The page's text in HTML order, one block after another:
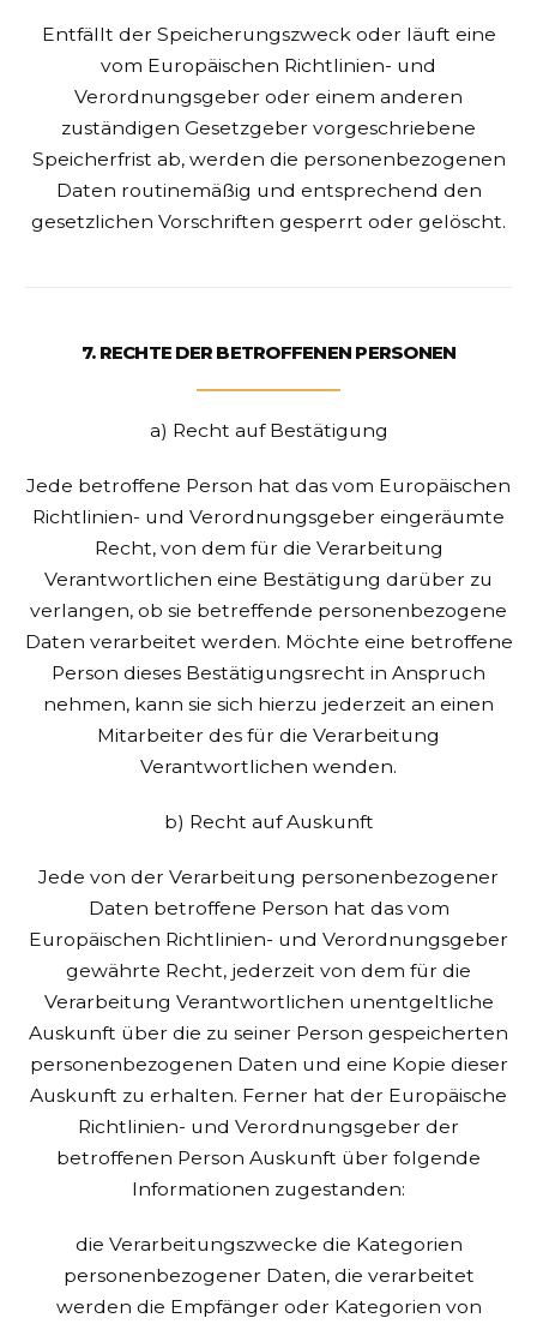
Entfällt der Speicherungszweck oder läuft eine
vom Europäischen Richtlinien- und
Verordnungsgeber oder einem anderen
zuständigen Gesetzgeber vorgeschriebene
Speicherfrist ab, werden die personenbezogenen
Daten routinemäßig und entsprechend den
gesetzlichen Vorschriften gesperrt oder gelöscht.
7. RECHTE DER BETROFFENEN PERSONEN
a) Recht auf Bestätigung
Jede betroffene Person hat das vom Europäischen
Richtlinien- und Verordnungsgeber eingeräumte
Recht, von dem für die Verarbeitung
Verantwortlichen eine Bestätigung darüber zu
verlangen, ob sie betreffende personenbezogene
Daten verarbeitet werden. Möchte eine betroffene
Person dieses Bestätigungsrecht in Anspruch
nehmen, kann sie sich hierzu jederzeit an einen
Mitarbeiter des für die Verarbeitung
Verantwortlichen wenden.
b) Recht auf Auskunft
Jede von der Verarbeitung personenbezogener
Daten betroffene Person hat das vom
Europäischen Richtlinien- und Verordnungsgeber
gewährte Recht, jederzeit von dem für die
Verarbeitung Verantwortlichen unentgeltliche
Auskunft über die zu seiner Person gespeicherten
personenbezogenen Daten und eine Kopie dieser
Auskunft zu erhalten. Ferner hat der Europäische
Richtlinien- und Verordnungsgeber der
betroffenen Person Auskunft über folgende
Informationen zugestanden:
die Verarbeitungszwecke die Kategorien
personenbezogener Daten, die verarbeitet
werden die Empfänger oder Kategorien von